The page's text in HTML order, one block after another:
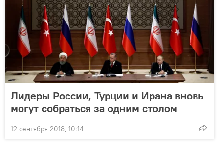
Лидеры России, Турции и Ирана вновь
могут собраться за одним столом
12 сентября 2018, 10:14